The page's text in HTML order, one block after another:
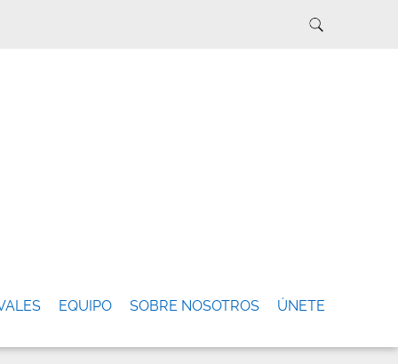
EQUIPO SOBRE NOSOTROS ÚNETE